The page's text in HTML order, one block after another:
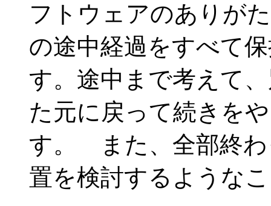
フトウェアのありが
の途中経過をすべて
す。途中まで考えて
た元に戻って続きを
す。 また、全部終わ
置を検討するような